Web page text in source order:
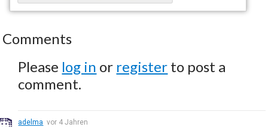
Comments
Please log in or register to post a
comment.
adelma vor 4 Jahren